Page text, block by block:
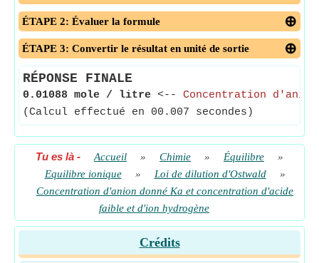
ÉTAPE 2: Évaluer la formule
ÉTAPE 3: Convertir le résultat en unité de sortie
RÉPONSE FINALE
0.01088 mole / litre <-- Concentration
(Calcul effectué en 00.007 secondes)
Tu es là - Accueil » Chimie » Équilibre
»
Equilibre ionique
» Loi de dilution d'Ostwald
»
Concentration d'anion donné Ka et concentration d'acide
faible et d'ion hydrogène
Crédits